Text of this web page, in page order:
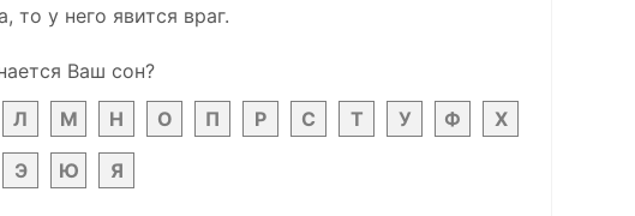
то у него явится враг.
Ваш сон?
Л М Н О П Р С Т У Ф Х
Э Ю Я